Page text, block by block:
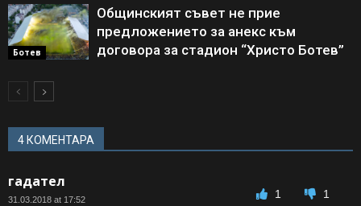
Ботев
Общинският съвет не прие
предложението за анекс към
договора за стадион “Христо Ботев”
4 КОМЕНТАРА
гадател
31.03.2018 at 17:52 1
1